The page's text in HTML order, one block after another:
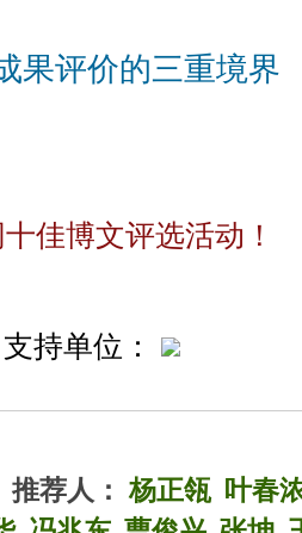
果评价的三重境界
佳博文评选活动！
支持单位：
推荐人： 杨正瓴 叶春